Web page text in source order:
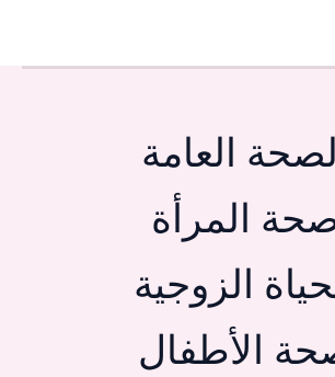
العامة
المرأة
الزوجية
الأطفال